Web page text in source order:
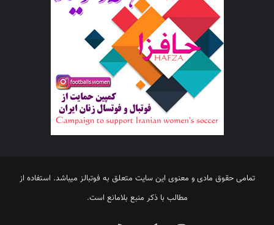
تمامی حقوق مادی و معنوی این سایت متعلق به فوتبالز میباشد. استفاده از
مطالب با ذکر منبع بلامانع است.